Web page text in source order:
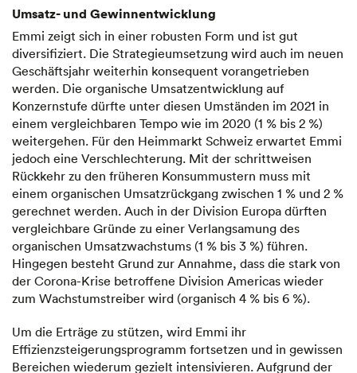
Umsatz- und Gewinnentwicklung
Emmi zeigt sich in einer robusten Form und ist gut
diversifiziert. Die Strategieumsetzung wird auch im neuen
Geschäftsjahr weiterhin konsequent vorangetrieben
werden. Die organische Umsatzentwicklung auf
Konzernstufe dürfte unter diesen Umständen im 2021 in
einem vergleichbaren Tempo wie im 2020 (1 % bis 2 %)
weitergehen. Für den Heimmarkt Schweiz erwartet Emmi
jedoch eine Verschlechterung. Mit der schrittweisen
Rückkehr zu den früheren Konsummustern muss mit
einem organischen Umsatzrückgang zwischen 1 % und 2 %
gerechnet werden. Auch in der Division Europa dürften
vergleichbare Gründe zu einer Verlangsamung des
organischen Umsatzwachstums (1 % bis 3 %) führen.
Hingegen besteht Grund zur Annahme, dass die stark von
der Corona-Krise betroffene Division Americas wieder
zum Wachstumstreiber wird (organisch 4 % bis 6 %).
Um die Erträge zu stützen, wird Emmi ihr
Effizienzsteigerungsprogramm fortsetzen und in gewissen
Bereichen wiederum gezielt intensivieren. Aufgrund der